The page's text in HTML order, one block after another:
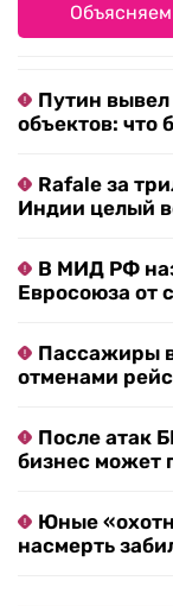
Путин
объектов: что
Rafale за
Индии целый
В МИД РФ
Евросоюза от
Пассажиры
отменами
После атак
бизнес может
Юные
насмерть